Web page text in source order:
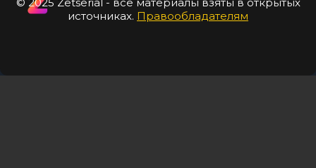
источниках. Правообладателям